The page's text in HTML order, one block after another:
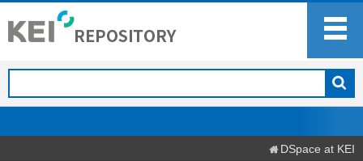
DSpace at KEI